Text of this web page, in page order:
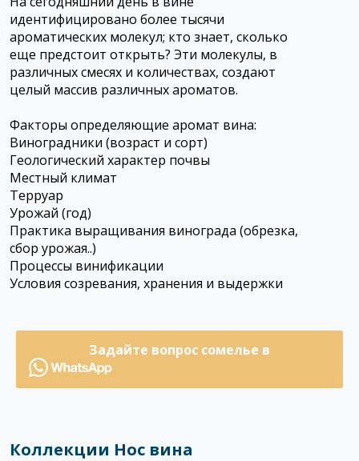
идентифицировано более тысячи
ароматических молекул; кто знает, сколько
еще предстоит открыть? Эти молекулы, в
различных смесях и количествах, создают
целый массив различных ароматов.
Факторы определяющие аромат вина:
Виноградники (возраст и сорт)
Геологический характер почвы
Местный климат
Терруар
Урожай (год)
Практика выращивания винограда (обрезка,
сбор урожая..)
Процессы винификации
Условия созревания, хранения и выдержки
Задайте вопрос сомелье в
Коллекции Нос вина